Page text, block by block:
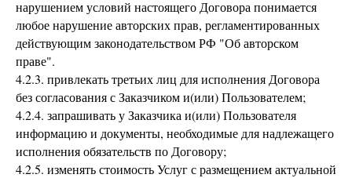
нарушением условий настоящего Договора понимается
любое нарушение авторских прав, регламентированных
действующим законодательством РФ "Об авторском
праве".
4.2.3. привлекать третьих лиц для исполнения Договора
без согласования с Заказчиком и(или) Пользователем;
4.2.4. запрашивать у Заказчика и(или) Пользователя
информацию и документы, необходимые для надлежащего
исполнения обязательств по Договору;
4.2.5. изменять стоимость Услуг с размещением актуальной